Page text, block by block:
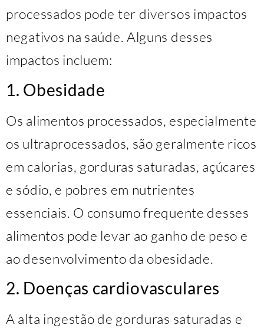
processados pode ter diversos impactos
negativos na saúde. Alguns desses
impactos incluem:
1. Obesidade
Os alimentos processados, especialmente
os ultraprocessados, são geralmente ricos
em calorias, gorduras saturadas, açúcares
e sódio, e pobres em nutrientes
essenciais. O consumo frequente desses
alimentos pode levar ao ganho de peso e
ao desenvolvimento da obesidade.
2. Doenças cardiovasculares
A alta ingestão de gorduras saturadas e